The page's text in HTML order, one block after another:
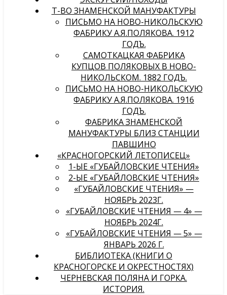
Т-ВО ЗНАМЕНСКОЙ МАНУФАКТУРЫ
ПИСЬМО НА НОВО-НИКОЛЬСКУЮ
ФАБРИКУ А.Я.ПОЛЯКОВА. 1912
ГОДЪ.
САМОТКАЦКАЯ ФАБРИКА
КУПЦОВ ПОЛЯКОВЫХ В НОВО-
НИКОЛЬСКОМ. 1882 ГОДЪ.
ПИСЬМО НА НОВО-НИКОЛЬСКУЮ
ФАБРИКУ А.Я.ПОЛЯКОВА. 1916
ГОДЪ.
ФАБРИКА ЗНАМЕНСКОЙ
МАНУФАКТУРЫ БЛИЗ СТАНЦИИ
ПАВШИНО
«КРАСНОГОРСКИЙ ЛЕТОПИСЕЦ»
1-ЫЕ «ГУБАЙЛОВСКИЕ ЧТЕНИЯ»
2-ЫЕ «ГУБАЙЛОВСКИЕ ЧТЕНИЯ»
«ГУБАЙЛОВСКИЕ ЧТЕНИЯ» —
НОЯБРЬ 2023Г.
«ГУБАЙЛОВСКИЕ ЧТЕНИЯ — 4» —
НОЯБРЬ 2024Г.
«ГУБАЙЛОВСКИЕ ЧТЕНИЯ — 5» —
ЯНВАРЬ 2026 Г.
БИБЛИОТЕКА (КНИГИ О
КРАСНОГОРСКЕ И ОКРЕСТНОСТЯХ)
ЧЕРНЕВСКАЯ ПОЛЯНА И ГОРКА.
ИСТОРИЯ.